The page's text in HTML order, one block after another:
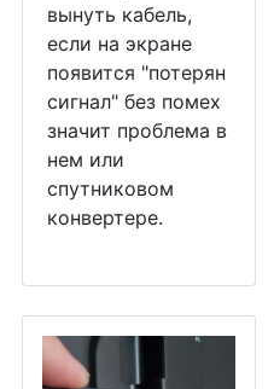
вынуть кабель,
если на экране
появится "потерян
сигнал" без помех
значит проблема в
нем или
спутниковом
конвертере.